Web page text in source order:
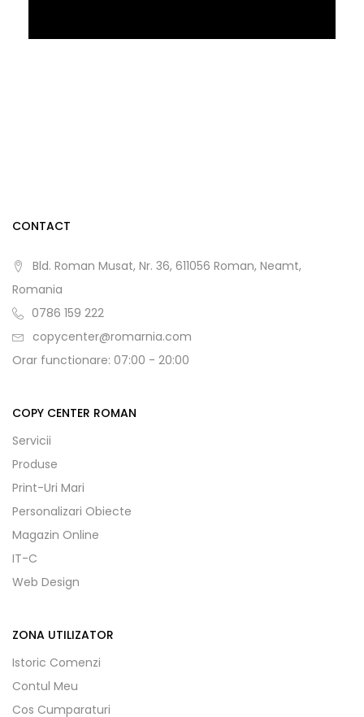
CONTACT
Bld. Roman Musat, Nr. 36, 611056 Roman, Neamt,
Romania
0786 159 222
copycenter@romarnia.com
Orar functionare: 07:00 - 20:00
COPY CENTER ROMAN
Servicii
Produse
Print-Uri Mari
Personalizari Obiecte
Magazin Online
IT-C
Web Design
ZONA UTILIZATOR
Istoric Comenzi
Contul Meu
Cos Cumparaturi